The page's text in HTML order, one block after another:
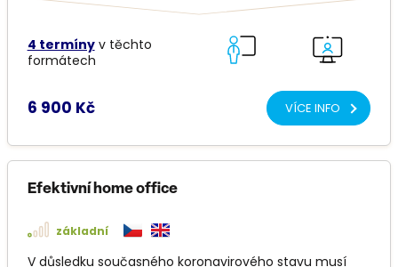
4 termínyv těchto
formátech
6 900 Kč VÍCE INFO
Efektivní home office
základní
V důsledku současného koronavirového stavu musí